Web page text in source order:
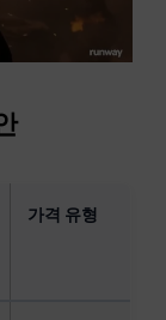
가격 유형